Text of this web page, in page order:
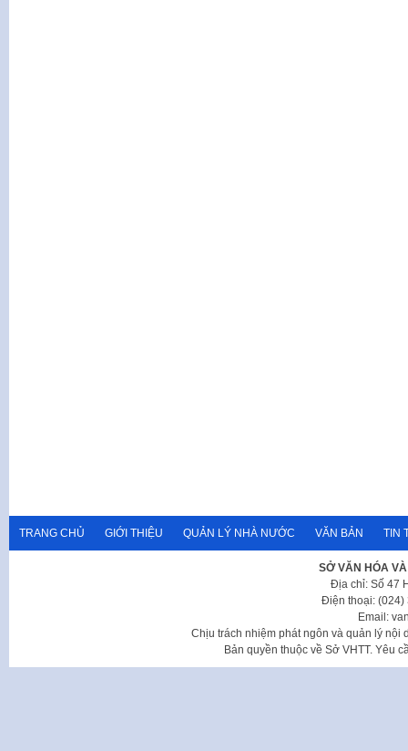
TRANG CHỦ GIỚI THIỆU QUẢN LÝ NHÀ NƯỚC VĂN BẢN TIN
SỞ VĂN HÓA
Địa chỉ: Số 47
Điện thoại: (024)
Email:
Chịu trách nhiệm phát ngôn và quản lý nội
Bản quyền thuộc về Sở VHTT. Yêu